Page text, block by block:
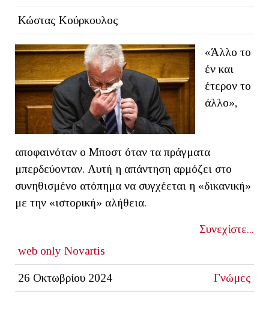
Κώστας Κούρκουλος
«Άλλο το
έν και
έτερον το
άλλο»,
αποφαινόταν ο Μποστ όταν τα πράγματα
μπερδεύονταν. Αυτή η απάντηση αρμόζει στο
συνηθισμένο ατόπημα να συγχέεται η «δικανική»
με την «ιστορική» αλήθεια.
Συνεχίστε...
web only Novartis
26 Οκτωβρίου 2024 Γνώμες